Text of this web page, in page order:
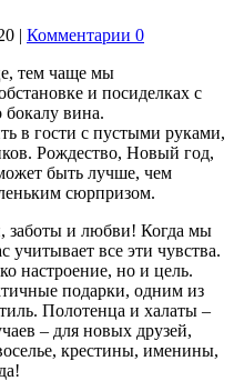
| Комментарии 0
тем чаще мы
и посиделках с
бокалу вина.
в гости с пустыми руками,
Рождество, Новый год,
быть лучше, чем
сюрпризом.
заботы и любви! Когда мы
все эти чувства.
настроение, но и цель.
подарки, одним из
Полотенца и халаты –
– для новых друзей,
крестины, именины,